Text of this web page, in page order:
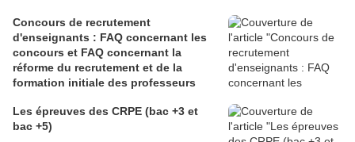
Concours de recrutement
d'enseignants : FAQ concernant les
concours et FAQ concernant la
réforme du recrutement et de la
formation initiale des professeurs
Les épreuves des CRPE (bac +3 et
bac +5)